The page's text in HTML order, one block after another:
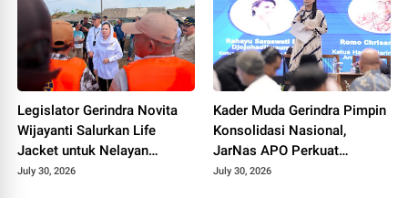
Legislator Gerindra Novita
Wijayanti Salurkan Life
Jacket untuk Nelayan
Cilacap, Tegaskan
July 30, 2026
Kader Muda Gerindra Pimpin
Konsolidasi Nasional,
JarNas APO Perkuat
Perlawanan terhadap Modus
July 30, 2026